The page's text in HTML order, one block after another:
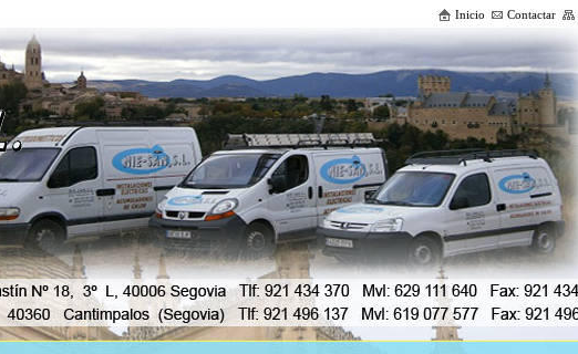
Inicio Contactar